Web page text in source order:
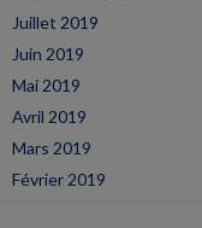
Juillet 2019
Juin 2019
Mai 2019
Avril 2019
Mars 2019
Février 2019